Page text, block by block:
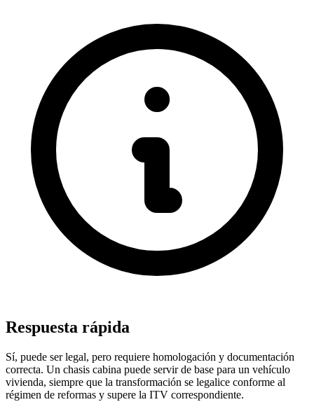
Respuesta rápida
Sí, puede ser legal, pero requiere homologación y documentación
correcta. Un chasis cabina puede servir de base para un vehículo
vivienda, siempre que la transformación se legalice conforme al
régimen de reformas y supere la ITV correspondiente.